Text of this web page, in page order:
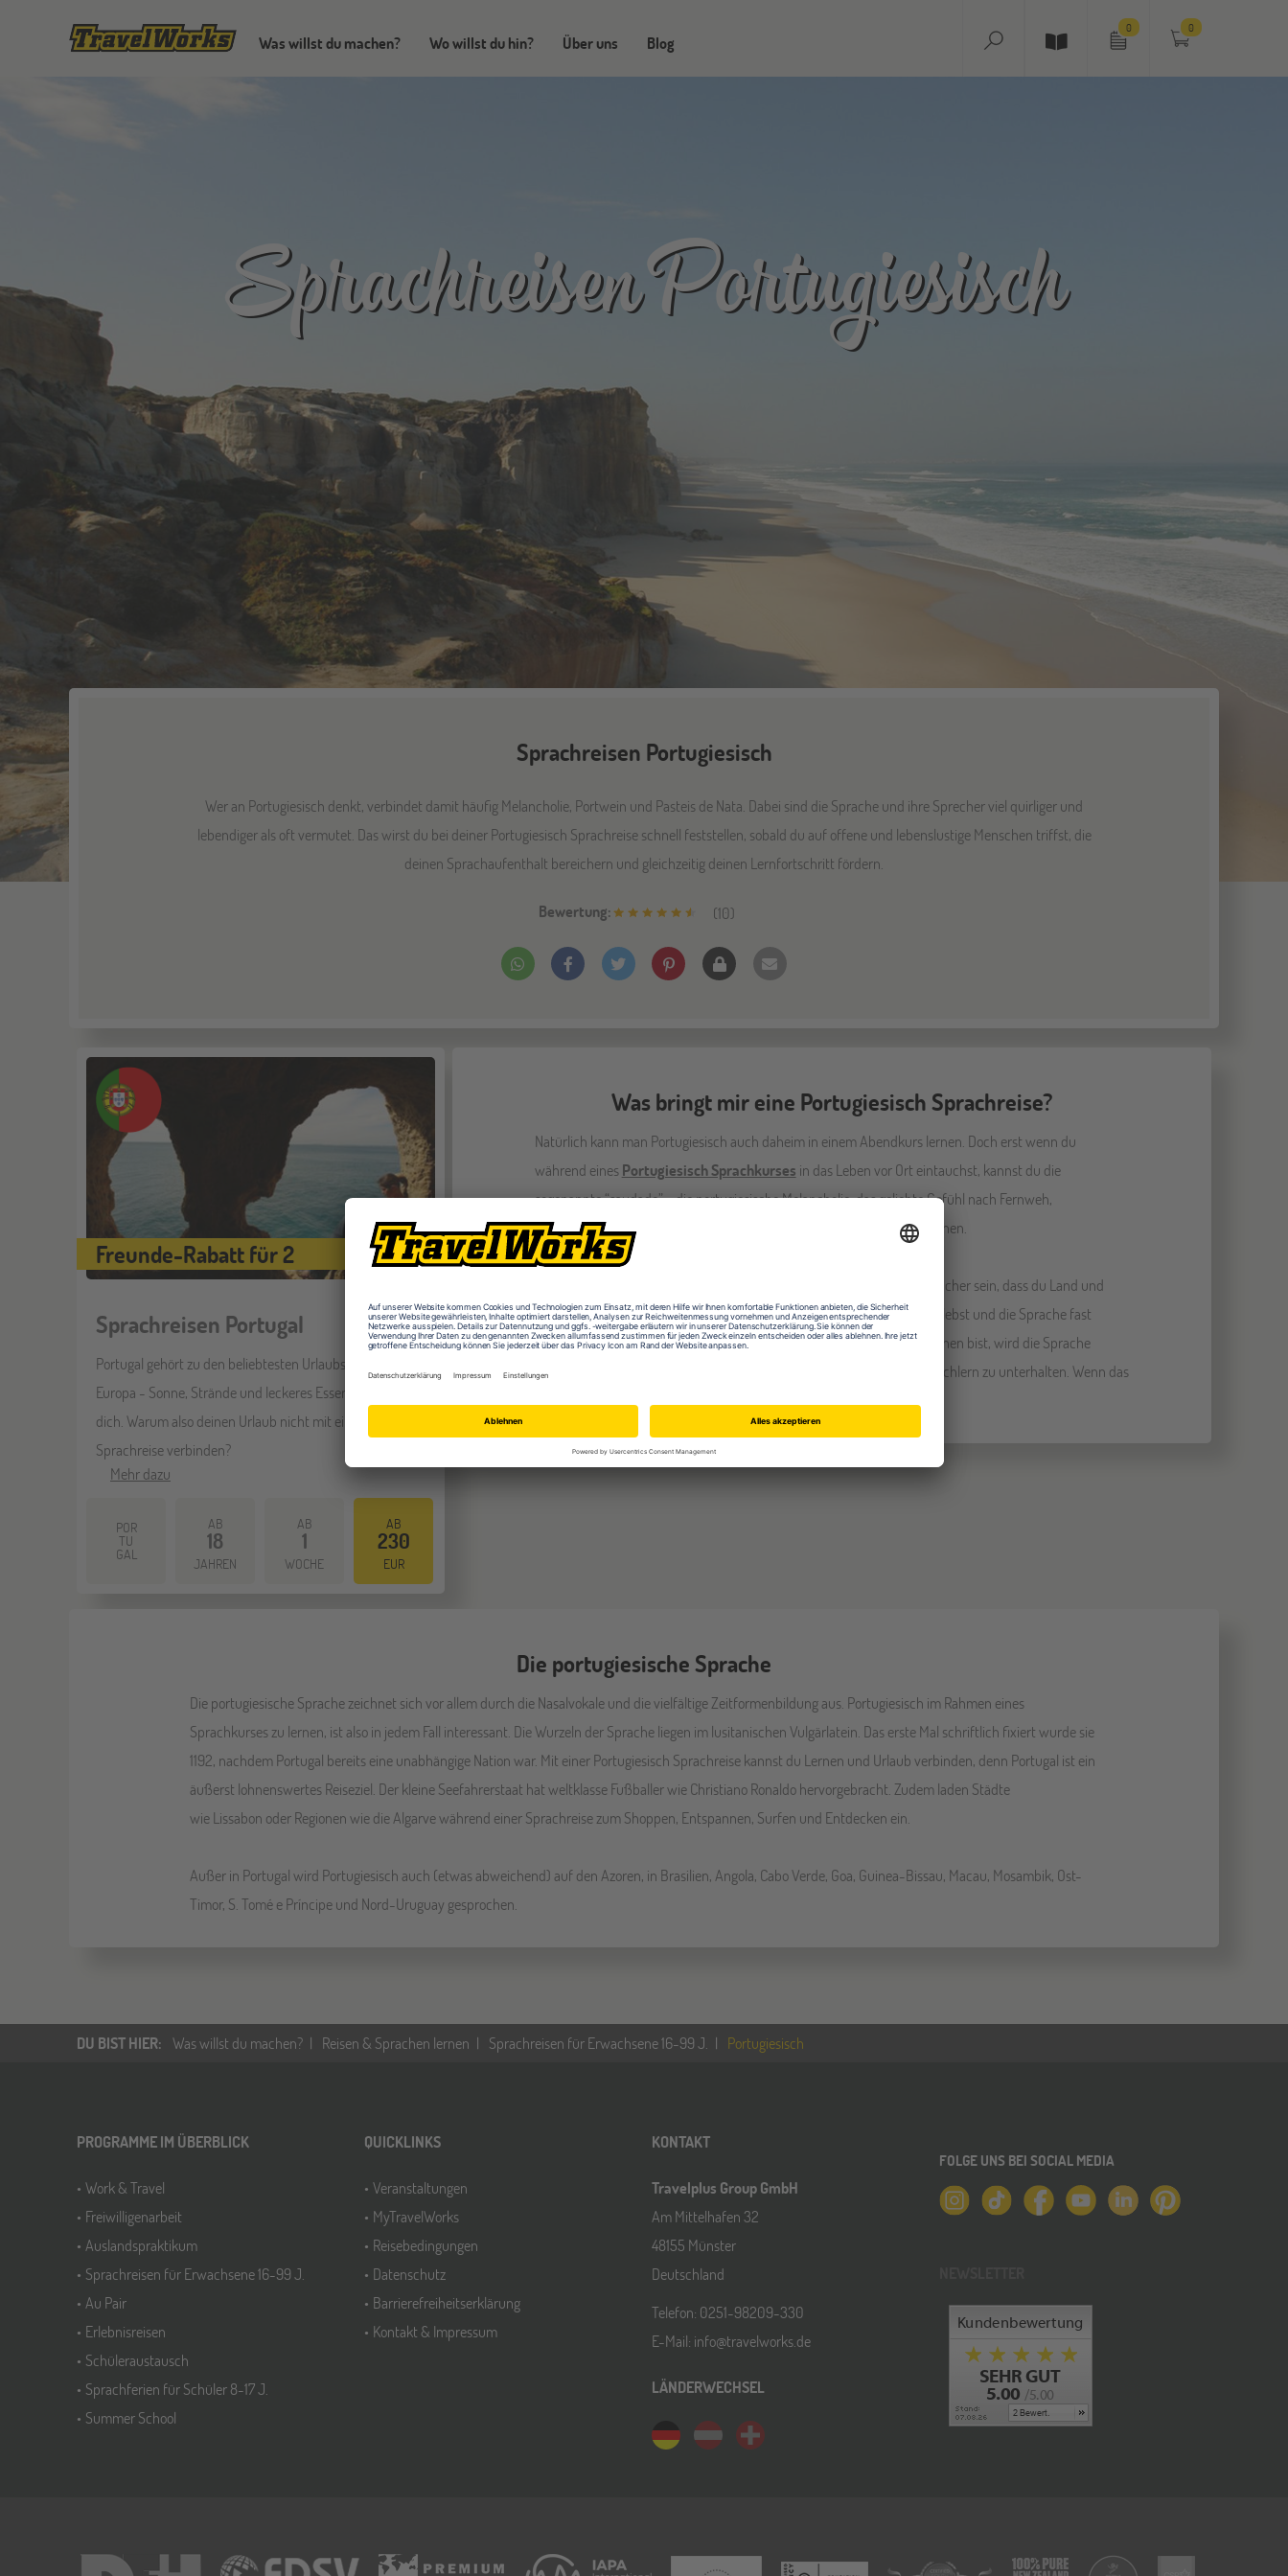
Was willst du machen? Wo willst du hin? Über uns Blog
0 0
Sprachreisen Portugiesisch
Sprachreisen Portugiesisch
Wer an Portugiesisch denkt, verbindet damit häufig Melancholie, Portwein und Pasteis de Nata. Dabei sind die Sprache und ihre Sprecher viel quirliger und
lebendiger als oft vermutet. Das wirst du bei deiner Portugiesisch Sprachreise schnell feststellen, sobald du auf offene und lebenslustige Menschen triffst, die
deinen Sprachaufenthalt bereichern und gleichzeitig deinen Lernfortschritt fördern.
Bewertung: (10)
Freunde-Rabatt für 2
Sprachreisen Portugal
Portugal gehört zu den beliebtesten Urlaubszielen in
Europa - Sonne, Strände und leckeres Essen erwarten
dich. Warum also deinen Urlaub nicht mit einer
Sprachreise verbinden?
Mehr dazu
POR
TU
GAL
AB
18
JAHREN
AB
1
WOCHE
AB
230
EUR
Was bringt mir eine Portugiesisch Sprachreise?
Natürlich kann man Portugiesisch auch daheim in einem Abendkurs lernen. Doch erst wenn du
während einesPortugiesisch Sprachkurses in das Leben vor Ort eintauchst, kannst du die
sogenannte “saudade” - die portugiesische Melancholie, das geliebte Gefühl nach Fernweh,
Vergangenheit und leisem Schmerz richtig in dir aufnehmen und verstehen.
Egal, wo dich deine Portugiesisch Sprachreise hinführt - du kannst dir sicher sein, dass du Land und
Leute kennenlernst, eine interessante und abwechslungsreiche Zeit verlebst und die Sprache fast
nebenbei (er)lernst. Erst wenn du mitten in der Kultur und unter Menschen bist, wird die Sprache
richtig erlebbar und du bist in der Lage, dich mit ca. 210 Mio. Muttersprachlern zu unterhalten. Wenn das
Die portugiesische Sprache
Die portugiesische Sprache zeichnet sich vor allem durch die Nasalvokale und die vielfältige Zeitformenbildung aus. Portugiesisch im Rahmen eines
Sprachkurses zu lernen, ist also in jedem Fall interessant. Die Wurzeln der Sprache liegen im lusitanischen Vulgärlatein. Das erste Mal schriftlich fixiert wurde sie
1192, nachdem Portugal bereits eine unabhängige Nation war. Mit einer Portugiesisch Sprachreise kannst du Lernen und Urlaub verbinden, denn Portugal ist ein
äußerst lohnenswertes Reiseziel. Der kleine Seefahrerstaat hat weltklasse Fußballer wie Christiano Ronaldo hervorgebracht. Zudem laden Städte
wie Lissabon oder Regionen wie die Algarve während einer Sprachreise zum Shoppen, Entspannen, Surfen und Entdecken ein.
Außer in Portugal wird Portugiesisch auch (etwas abweichend) auf den Azoren, in Brasilien, Angola, Cabo Verde, Goa, Guinea-Bissau, Macau, Mosambik, Ost-
Timor, S. Tomé e Príncipe und Nord-Uruguay gesprochen.
DU BIST HIER: Was willst du machen? Reisen & Sprachen lernen Sprachreisen für Erwachsene 16-99 J. Portugiesisch
PROGRAMME IM ÜBERBLICK
Work & Travel
Freiwilligenarbeit
Auslandspraktikum
Sprachreisen für Erwachsene 16-99 J.
Au Pair
Erlebnisreisen
Schüleraustausch
Sprachferien für Schüler 8-17 J.
Summer School
QUICKLINKS
Veranstaltungen
MyTravelWorks
Reisebedingungen
Datenschutz
Barrierefreiheitserklärung
Kontakt & Impressum
KONTAKT
Travelplus Group GmbH
Am Mittelhafen 32
48155 Münster
Deutschland
Telefon: 0251-98209-330
E-Mail: info@travelworks.de
LÄNDERWECHSEL
FOLGE UNS BEI SOCIAL MEDIA